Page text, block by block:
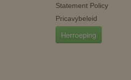
Statement Policy
Pricavybeleid
Herroeping